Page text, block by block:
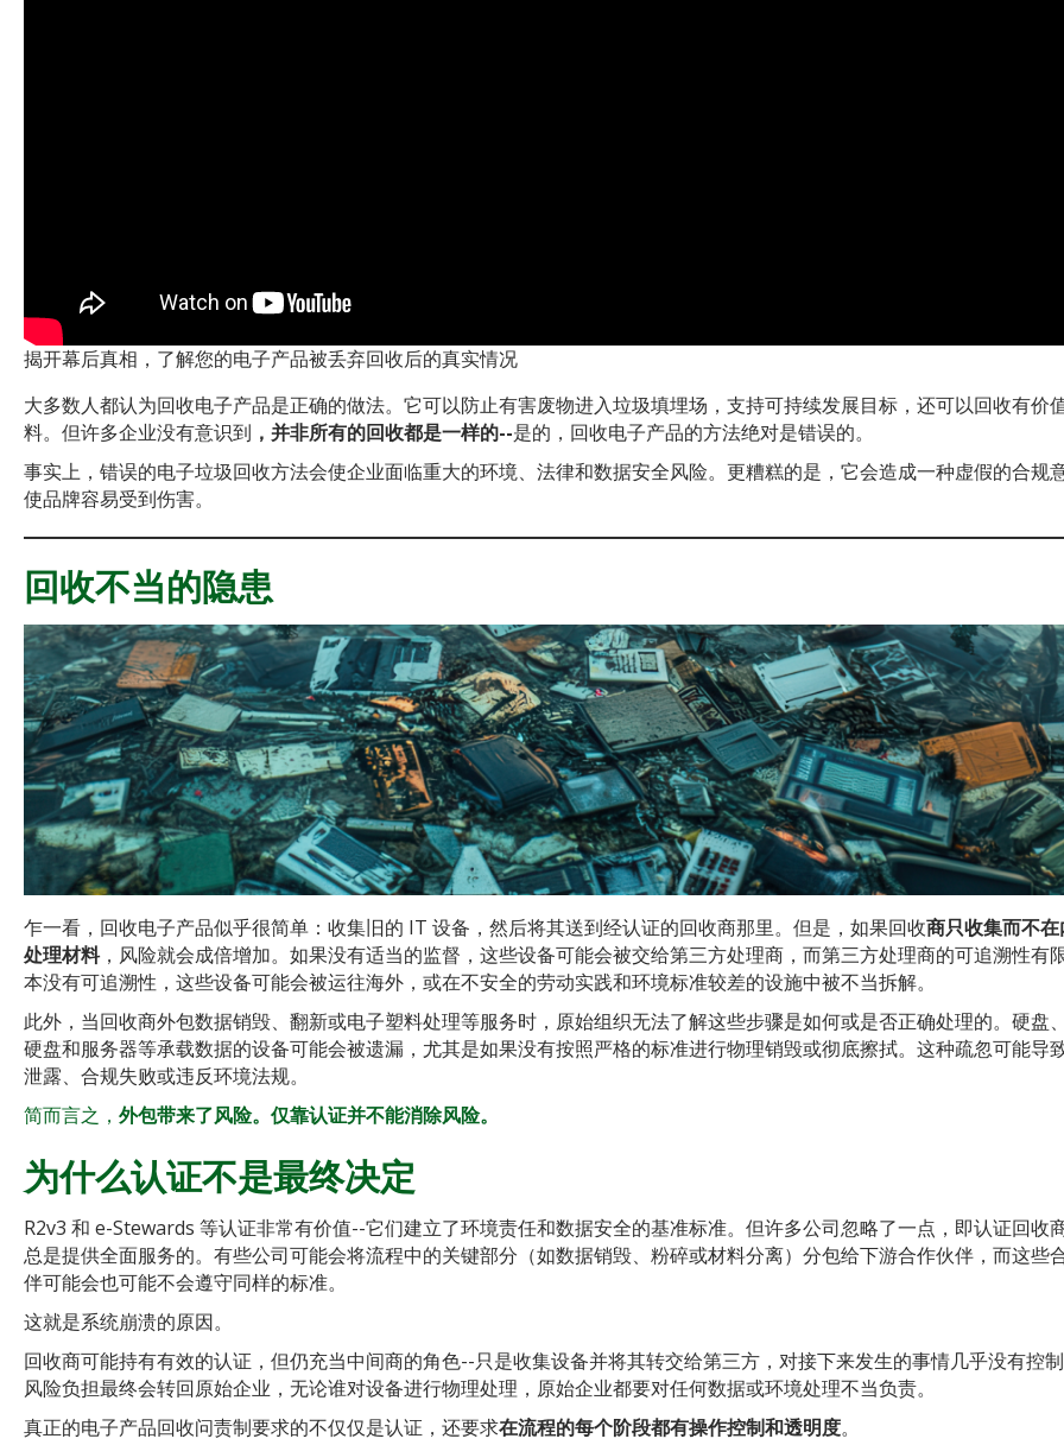
揭开幕后真相，了解您的电子产品被丢弃回收后的真实情况
大多数人都认为回收电子产品是正确的做法。它可以防止有害废物进入垃圾填埋场，支持可持续发展目标，还可以回收有价
料。但许多企业没有意识到 ，并非所有的回收都是一样的--是的，回收电子产品的方法绝对是错误的。
事实上，错误的电子垃圾回收方法会使企业面临重大的环境、法律和数据安全风险。更糟糕的是，它会造成一种虚假的合规
使品牌容易受到伤害。
回收不当的隐患
乍一看，回收电子产品似乎很简单：收集旧的 IT 设备，然后将其送到经认证的回收商那里。但是，如果回收商只收集而不
处理材料，风险就会成倍增加。如果没有适当的监督，这些设备可能会被交给第三方处理商，而第三方处理商的可追溯性有
本没有可追溯性，这些设备可能会被运往海外，或在不安全的劳动实践和环境标准较差的设施中被不当拆解。
此外，当回收商外包数据销毁、翻新或电子塑料处理等服务时，原始组织无法了解这些步骤是如何或是否正确处理的。硬盘
硬盘和服务器等承载数据的设备可能会被遗漏，尤其是如果没有按照严格的标准进行物理销毁或彻底擦拭。这种疏忽可能导
泄露、合规失败或违反环境法规。
简而言之， 外包带来了风险。仅靠认证并不能消除风险。
为什么认证不是最终决定
R2v3 和 e-Stewards 等认证非常有价值--它们建立了环境责任和数据安全的基准标准。但许多公司忽略了一点，即认证回收
总是提供全面服务的。有些公司可能会将流程中的关键部分（如数据销毁、粉碎或材料分离）分包给下游合作伙伴，而这些
伴可能会也可能不会遵守同样的标准。
这就是系统崩溃的原因。
回收商可能持有有效的认证，但仍充当中间商的角色--只是收集设备并将其转交给第三方，对接下来发生的事情几乎没有控制
风险负担最终会转回原始企业，无论谁对设备进行物理处理，原始企业都要对任何数据或环境处理不当负责。
真正的电子产品回收问责制要求的不仅仅是认证，还要求在流程的每个阶段都有操作控制和透明度。